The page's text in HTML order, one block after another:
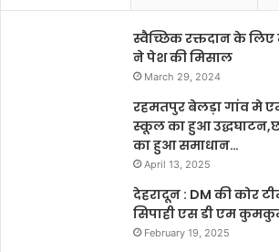
स्वैच्छिक रक्तदान के
ने पेश की मिसाल
March 29, 2024
रहमतपुर बेलड़ा गांव मे
स्कूल का हुआ
का हुआ समाधान…
April 13, 2025
देहरादून : DM की कोर
सिपाही एस डी एम
February 19, 2025